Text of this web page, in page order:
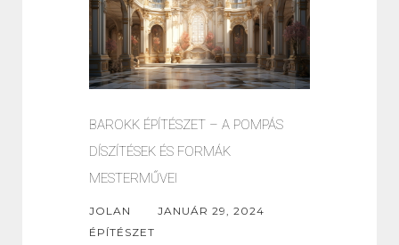
BAROKK ÉPÍTÉSZET – A POMPÁS
DÍSZÍTÉSEK ÉS FORMÁK
MESTERMŰVEI
JOLAN
JANUÁR 29, 2024
ÉPÍTÉSZET